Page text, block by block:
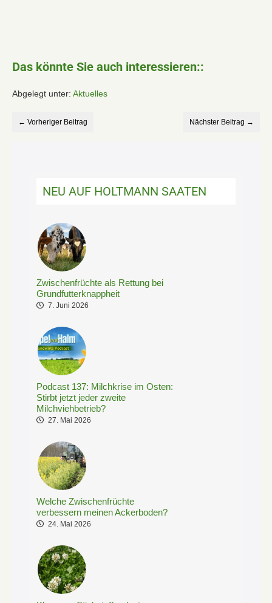
Das könnte Sie auch interessieren::
Abgelegt unter: Aktuelles
← Vorheriger Beitrag Nächster Beitrag →
NEU AUF HOLTMANN SAATEN
Zwischenfrüchte als Rettung bei
Grundfutterknappheit
7. Juni 2026
Podcast 137: Milchkrise im Osten:
Stirbt jetzt jeder zweite
Milchviehbetrieb?
27. Mai 2026
Welche Zwischenfrüchte
verbessern meinen Ackerboden?
24. Mai 2026